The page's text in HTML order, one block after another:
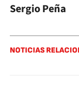
Sergio Peña
NOTICIAS